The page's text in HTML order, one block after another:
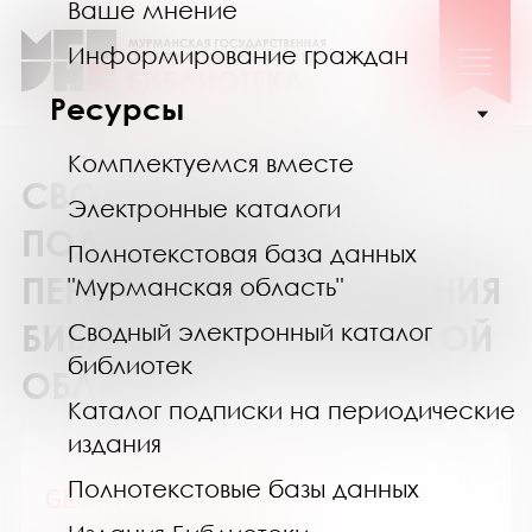
Ваше мнение
Информирование граждан
Ресурсы
Комплектуемся вместе
Электронные каталоги
Полнотекстовая база данных
"Мурманская область"
Сводный электронный каталог
библиотек
Каталог подписки на периодические
издания
Полнотекстовые базы данных
СВОДНЫЙ КАТАЛОГ
ПОДПИСКИ НА
ПЕРИОДИЧЕСКИЕ ИЗДАНИЯ
БИБЛИОТЕК МУРМАНСКОЙ
ОБЛАСТИ
GEOленок / ГЕОленок